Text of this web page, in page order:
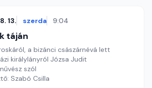
13. szerda 9:04
táján
a bizánci császárnévá lett
királylányról Józsa Judit
szól
Szabó Csilla